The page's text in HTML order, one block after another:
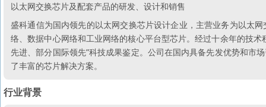
以太网交换芯片及配套产品的研发、设计和销售
盛科通信为国内领先的以太网交换芯片设计企业，主营业务为以太
络、数据中心网络和工业网络的核心平台型芯片。经过十余年的技
先进、部分国际领先”科技成果鉴定。公司在国内具备先发优势和市
了丰富的芯片解决方案。
行业背景